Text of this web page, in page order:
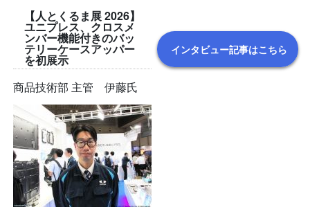
【人とくるま展 2026】
ユニプレス、クロスメ
ンバー機能付きのバッ
テリーケースアッパー
を初展示
商品技術部 主管 伊藤氏
インタビュー記事はこちら